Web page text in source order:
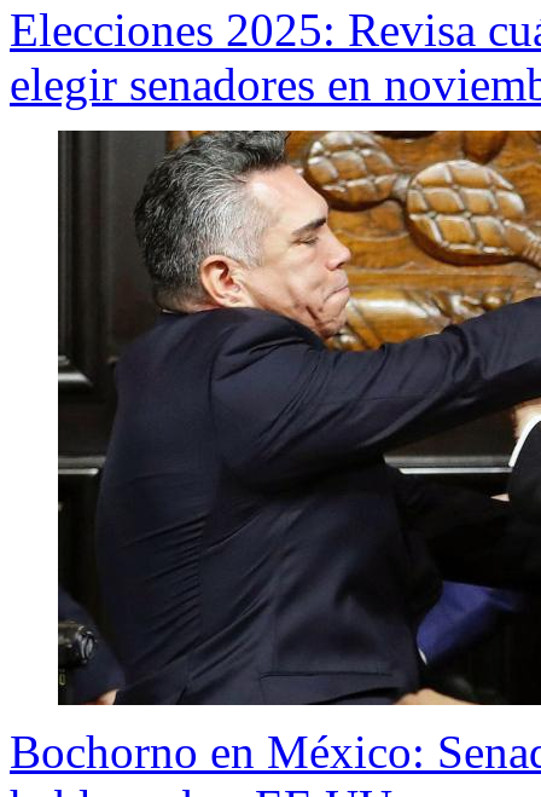
Elecciones 2025: Revisa
elegir senadores en
Bochorno en México: